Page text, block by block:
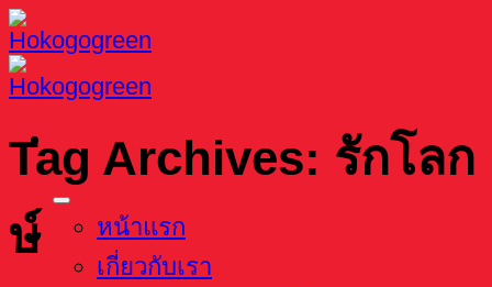
Skip
to
content
หน้าแรก
เกี่ยวกับเรา
Tag Archives: รักโลก
ษ์